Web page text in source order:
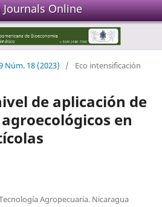
Online
Núm. 18 (2023) / Eco intensificación
de aplicación de
en
Agropecuaria. Nicaragua